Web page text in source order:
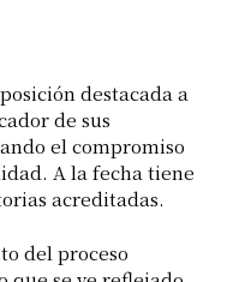
destacada a
de sus
el compromiso
A la fecha tiene
acreditadas.
del proceso